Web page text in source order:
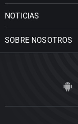
NOTICIAS
SOBRE NOSOTROS